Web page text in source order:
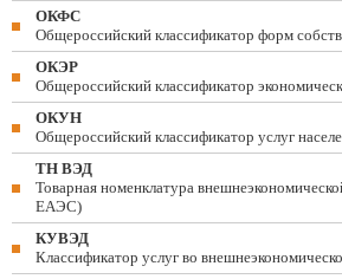
ОКФС
Общероссийский классификатор форм
ОКЭР
Общероссийский классификатор
ОКУН
Общероссийский классификатор услуг
ТН ВЭД
Товарная номенклатура
ЕАЭС)
КУВЭД
Классификатор услуг во